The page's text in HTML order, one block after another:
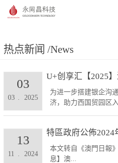
热点新闻 /News
为进一步搭建银企沟
济，助力西国贸园区入
03 2025
03
本文转自《澳門日報
息】澳...
11 2024
13